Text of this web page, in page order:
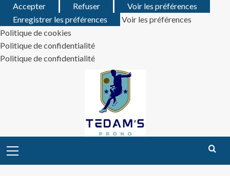
Accepter
Refuser
Voir les préférences
Enregistrer les préférences
Voir les préférences
Politique de cookies
Politique de confidentialité
Politique de confidentialité
Menu